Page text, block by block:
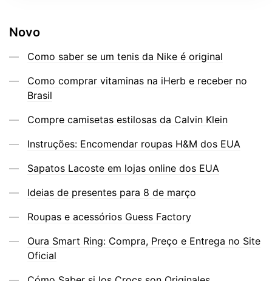
Novo
Como saber se um tenis da Nike é original
Como comprar vitaminas na iHerb e receber no
Brasil
Compre camisetas estilosas da Calvin Klein
Instruções: Encomendar roupas H&M dos EUA
Sapatos Lacoste em lojas online dos EUA
Ideias de presentes para 8 de março
Roupas e acessórios Guess Factory
Oura Smart Ring: Compra, Preço e Entrega no Site
Oficial